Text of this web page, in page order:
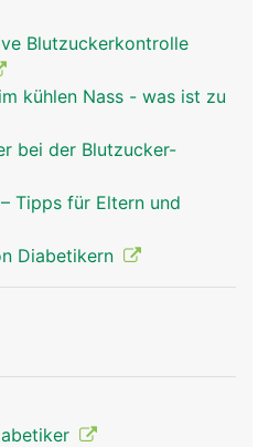
Blutzuckerkontrolle
kühlen Nass - was ist zu
bei der Blutzucker-
Tipps für Eltern und
Diabetikern